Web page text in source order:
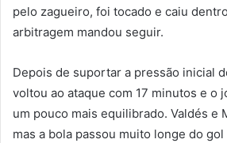
pelo zagueiro, foi tocado e caiu
arbitragem mandou seguir.
Depois de suportar a pressão inicial
voltou ao ataque com 17 minutos e o
um pouco mais equilibrado. Valdés e
mas a bola passou muito longe do gol